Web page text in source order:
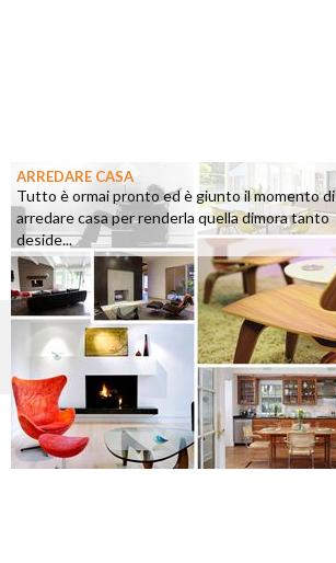
ARREDARE CASA
Tutto è ormai pronto ed è giunto il momento di
arredare casa per renderla quella dimora tanto
deside...
©2026 - casapratica.org - p.iva 03338800984